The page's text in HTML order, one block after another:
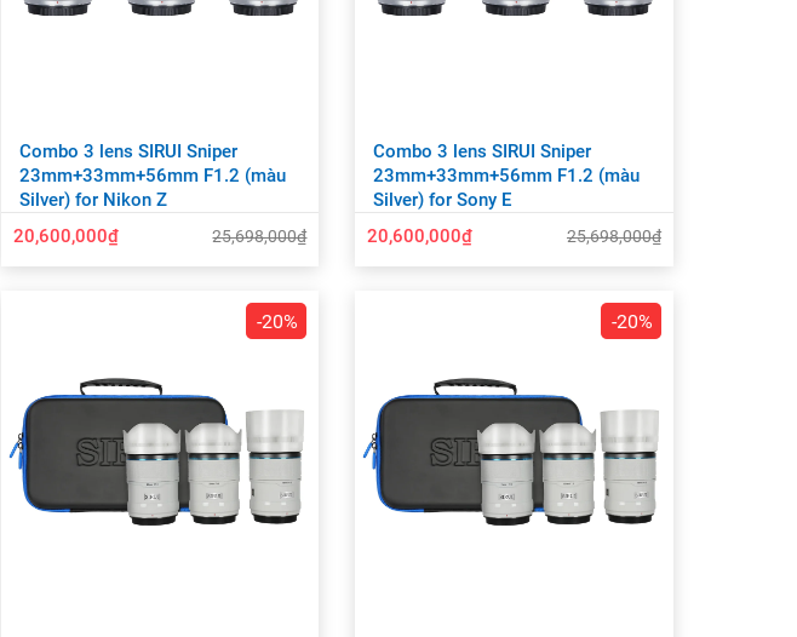
Combo 3 lens SIRUI Sniper
23mm+33mm+56mm F1.2 (màu
Silver) for Nikon Z
20,600,000₫
25,698,000₫
Combo 3 lens SIRUI Sniper
23mm+33mm+56mm F1.2 (màu
Silver) for Sony E
20,600,000₫
25,698,000₫
-20% -20%